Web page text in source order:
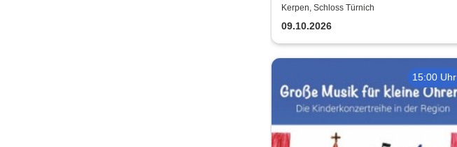
und Gesellschaft bei Marcel
Proust
Kerpen, Schloss Türnich
09.10.2026
15:00 Uhr